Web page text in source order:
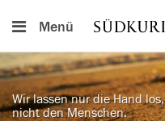
Menü
Wir lassen nur die Hand los,
nicht den Menschen.